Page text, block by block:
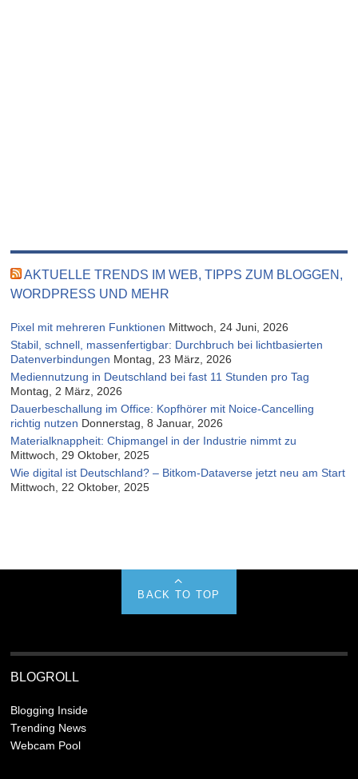
AKTUELLE TRENDS IM WEB, TIPPS ZUM BLOGGEN,
WORDPRESS UND MEHR
Pixel mit mehreren Funktionen Mittwoch, 24 Juni, 2026
Stabil, schnell, massenfertigbar: Durchbruch bei lichtbasierten
Datenverbindungen Montag, 23 März, 2026
Mediennutzung in Deutschland bei fast 11 Stunden pro Tag
Montag, 2 März, 2026
Dauerbeschallung im Office: Kopfhörer mit Noice-Cancelling
richtig nutzen Donnerstag, 8 Januar, 2026
Materialknappheit: Chipmangel in der Industrie nimmt zu
Mittwoch, 29 Oktober, 2025
Wie digital ist Deutschland? – Bitkom-Dataverse jetzt neu am Start
Mittwoch, 22 Oktober, 2025
BACK TO TOP
BLOGROLL
Blogging Inside
Trending News
Webcam Pool